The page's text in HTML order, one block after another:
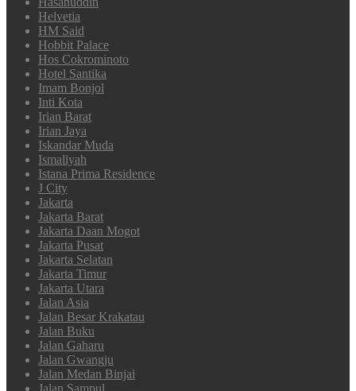
Helvetia
HM Said
Hobbit Palace
Hos Cokrominoto
Hotel Santika
Imam Bonjol
Inti Kota
Irian Barat
Irian Jaya
Iskandar Muda
Ismaliyah
Istana Prima Residence
J City
Jakarta
Jakarta Barat
Jakarta Daan Mogot
Jakarta Pusat
Jakarta Selatan
Jakarta Timur
Jakarta Utara
Jalan Asia
Jalan Besar Krakatau
Jalan Buku
Jalan Gaharu
Jalan Gwangju
Jalan Medan Binjai